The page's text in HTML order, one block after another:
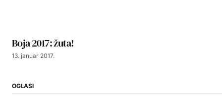
Boja 2017: žuta!
13. januar 2017.
OGLASI